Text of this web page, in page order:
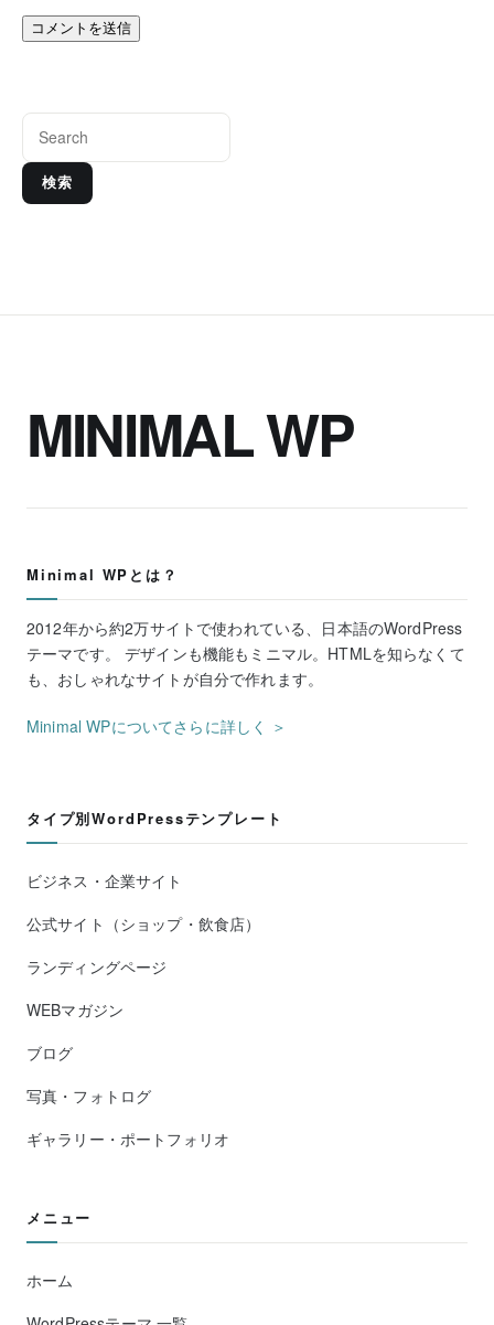
検索
MINIMAL WP
Minimal WPとは？
2012年から約2万サイトで使われている、日本語のWordPress
テーマです。 デザインも機能もミニマル。HTMLを知らなくて
も、おしゃれなサイトが自分で作れます。
Minimal WPについてさらに詳しく ＞
タイプ別WordPressテンプレート
ビジネス・企業サイト
公式サイト（ショップ・飲食店）
ランディングページ
WEBマガジン
ブログ
写真・フォトログ
ギャラリー・ポートフォリオ
メニュー
ホーム